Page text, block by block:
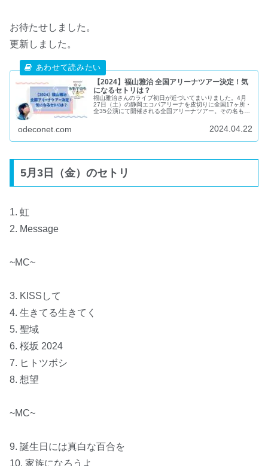
お待たせしました。
更新しました。
【2024】福山雅治 全国アリーナツアー決定！気
になるセトリは？
福山雅治さんのライブ初日が近づいてまいりました。4月
27日（土）の静岡エコパアリーナを皮切りに全国17ヶ所・
全35公演にて開催される全国アリーナツアー。その名も
odeconet.com 2024.04.22
5月3日（金）のセトリ
1. 虹
2. Message
~MC~
3. KISSして
4. 生きてる生きてく
5. 聖域
6. 桜坂 2024
7. ヒトツボシ
8. 想望
~MC~
9. 誕生日には真白な百合を
10. 家族になろうよ